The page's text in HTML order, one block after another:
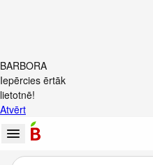
BARBORA
Iepērcies ērtāk
lietotnē!
Atvērt